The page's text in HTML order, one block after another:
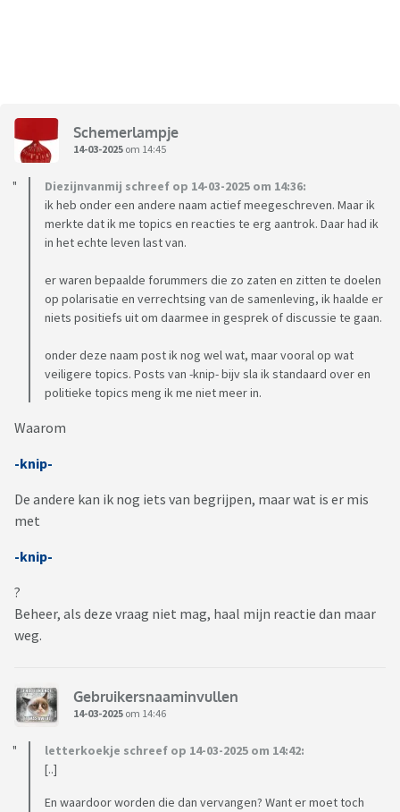
Schemerlampje
14-03-2025 om 14:45
Diezijnvanmij schreef op 14-03-2025 om 14:36:
ik heb onder een andere naam actief meegeschreven. Maar ik
merkte dat ik me topics en reacties te erg aantrok. Daar had ik
in het echte leven last van.
er waren bepaalde forummers die zo zaten en zitten te doelen
op polarisatie en verrechtsing van de samenleving, ik haalde er
niets positiefs uit om daarmee in gesprek of discussie te gaan.
onder deze naam post ik nog wel wat, maar vooral op wat
veiligere topics. Posts van -knip- bijv sla ik standaard over en
politieke topics meng ik me niet meer in.
Waarom
-knip-
De andere kan ik nog iets van begrijpen, maar wat is er mis
met
-knip-
?
Beheer, als deze vraag niet mag, haal mijn reactie dan maar
weg.
Gebruikersnaaminvullen
14-03-2025 om 14:46
letterkoekje schreef op 14-03-2025 om 14:42:
[..]
En waardoor worden die dan vervangen? Want er moet toch